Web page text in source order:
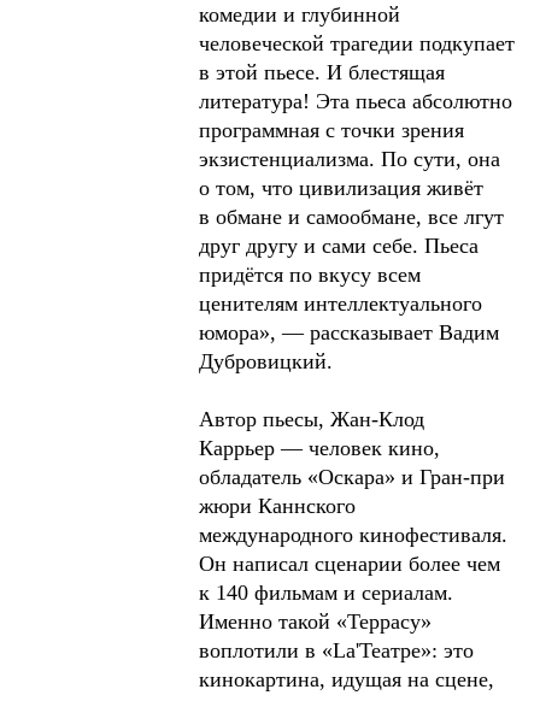
комедии и глубинной
человеческой трагедии подкупает
в этой пьесе. И блестящая
литература! Эта пьеса абсолютно
программная с точки зрения
экзистенциализма. По сути, она
о том, что цивилизация живёт
в обмане и самообмане, все лгут
друг другу и сами себе. Пьеса
придётся по вкусу всем
ценителям интеллектуального
юмора», — рассказывает Вадим
Дубровицкий.
Автор пьесы, Жан-Клод
Каррьер — человек кино,
обладатель «Оскара» и Гран-при
жюри Каннского
международного кинофестиваля.
Он написал сценарии более чем
к 140 фильмам и сериалам.
Именно такой «Террасу»
воплотили в «La'Театре»: это
кинокартина, идущая на сцене,